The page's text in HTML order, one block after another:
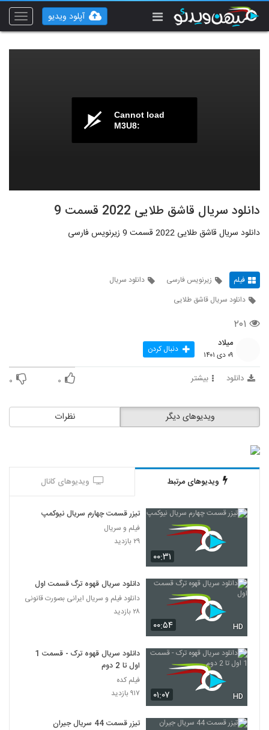
Toggle
آپلود ویدیو
Cannot load
M3U8:
دانلود سریال قاشق طلایی 2022 قسمت 9
دانلود سریال قاشق طلایی 2022 قسمت 9 زیرنویس فارسی
فیلم زیرنویس فارسی
دانلود سریال
دانلود سریال قاشق طلایی
۲۰۱
میلاد
۰۹ دی ۱۴۰۱ دنبال کردن
دانلود بیشتر ۰ ۰
نظرات ویدیوهای دیگر
ویدیوهای مرتبط ویدیوهای کانال
۰۰:۳۱
تیزر قسمت چهارم سریال نیوکمپ
فیلم و سریال
۲۹ بازدید
۰۰:۵۴ HD
دانلود سریال قهوه ترگ قسمت اول
دانلود فیلم و سریال ایرانی بصورت قانونی
۲۸ بازدید
۰۱:۰۷ HD
دانلود سریال قهوه ترک - قسمت 1
اول تا 2 دوم
فیلم کده
۹۱۷ بازدید
تیزر قسمت 44 سریال جیران